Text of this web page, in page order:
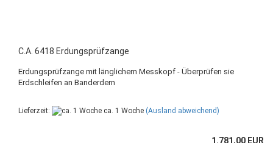
C.A. 6418 Erdungsprüfzange
Erdungsprüfzange mit länglichem Messkopf - Überprüfen sie
Erdschleifen an Banderdern
Lieferzeit: ca. 1 Woche (Ausland abweichend)
1.781,00 EUR